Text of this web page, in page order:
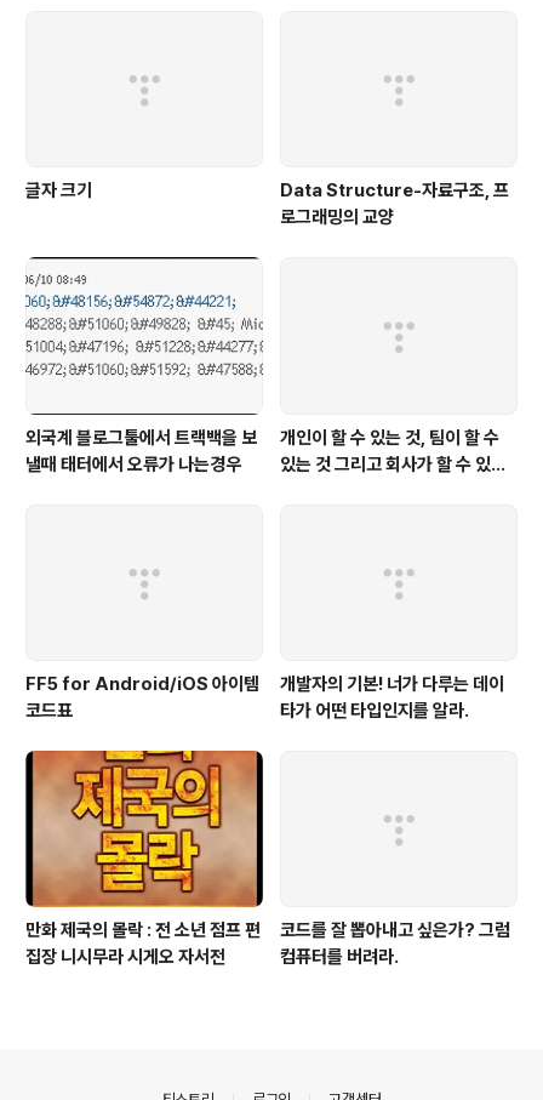
글자 크기
Data Structure-자료구조, 프
로그래밍의 교양
외국계 블로그툴에서 트랙백을 보
낼때 태터에서 오류가 나는경우
개인이 할 수 있는 것, 팀이 할 수
있는 것 그리고 회사가 할 수 있는
FF5 for Android/iOS 아이템
코드표
개발자의 기본! 너가 다루는 데이
타가 어떤 타입인지를 알라.
만화 제국의 몰락 : 전 소년 점프 편
집장 니시무라 시게오 자서전
코드를 잘 뽑아내고 싶은가? 그럼
컴퓨터를 버려라.